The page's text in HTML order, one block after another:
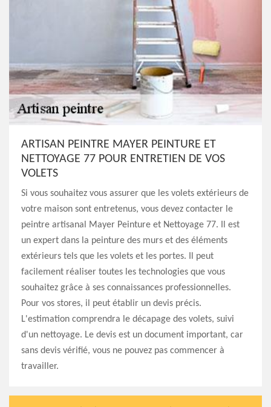
ARTISAN PEINTRE MAYER PEINTURE ET
NETTOYAGE 77 POUR ENTRETIEN DE VOS
VOLETS
Si vous souhaitez vous assurer que les volets extérieurs de
votre maison sont entretenus, vous devez contacter le
peintre artisanal Mayer Peinture et Nettoyage 77. Il est
un expert dans la peinture des murs et des éléments
extérieurs tels que les volets et les portes. Il peut
facilement réaliser toutes les technologies que vous
souhaitez grâce à ses connaissances professionnelles.
Pour vos stores, il peut établir un devis précis.
L'estimation comprendra le décapage des volets, suivi
d'un nettoyage. Le devis est un document important, car
sans devis vérifié, vous ne pouvez pas commencer à
travailler.